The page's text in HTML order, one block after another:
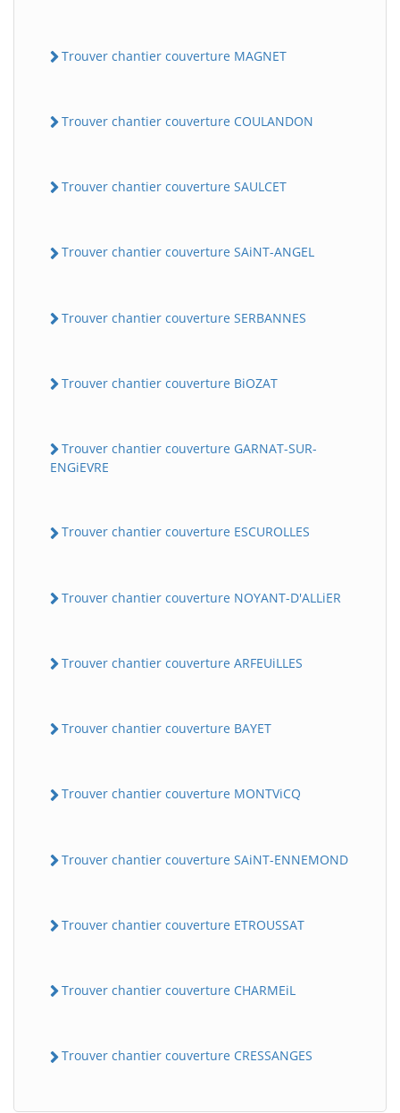
Trouver chantier couverture MAGNET
Trouver chantier couverture COULANDON
Trouver chantier couverture SAULCET
Trouver chantier couverture SAiNT-ANGEL
Trouver chantier couverture SERBANNES
Trouver chantier couverture BiOZAT
Trouver chantier couverture GARNAT-SUR-
ENGiEVRE
Trouver chantier couverture ESCUROLLES
Trouver chantier couverture NOYANT-D'ALLiER
Trouver chantier couverture ARFEUiLLES
Trouver chantier couverture BAYET
Trouver chantier couverture MONTViCQ
Trouver chantier couverture SAiNT-ENNEMOND
Trouver chantier couverture ETROUSSAT
Trouver chantier couverture CHARMEiL
Trouver chantier couverture CRESSANGES